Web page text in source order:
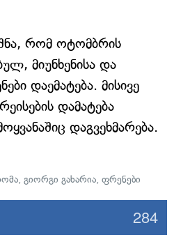
რომ ოტომბრის
მიუნხენისა და
დაემატება. მისივე
დამატება
დაგვეხმარება.
, გიორგი გახარია, ფრენები
284